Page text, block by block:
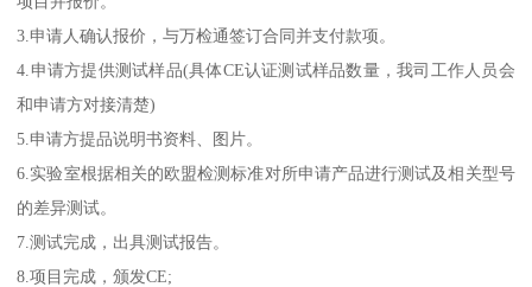
3.申请人确认报价，与万检通签订合同并支付款项。
4.申请方提供测试样品(具体CE认证测试样品数量，我司工作人员会
和申请方对接清楚)
5.申请方提品说明书资料、图片。
6.实验室根据相关的欧盟检测标准对所申请产品进行测试及相关型号
的差异测试。
7.测试完成，出具测试报告。
8.项目完成，颁发CE;